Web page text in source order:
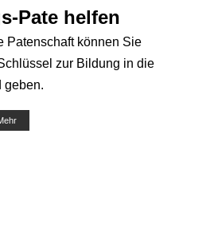
Pate helfen
Patenschaft können Sie
zur Bildung in die
geben.